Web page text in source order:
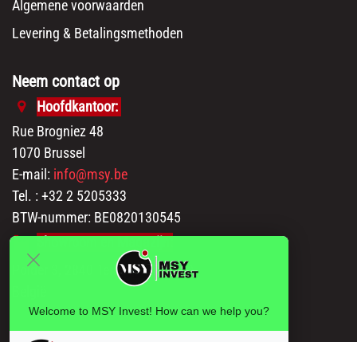
Algemene voorwaarden
Levering & Betalingsmethoden
Neem contact op
Hoofdkantoor:
Rue Brogniez 48
1070 Brussel
E-mail: info@msy.be
Tel. : +32 2 5205333
BTW-nummer: BE0820130545
Polder 3, 2840 Terhagen(Rumst)
Welcome to MSY Invest! How can we help you?